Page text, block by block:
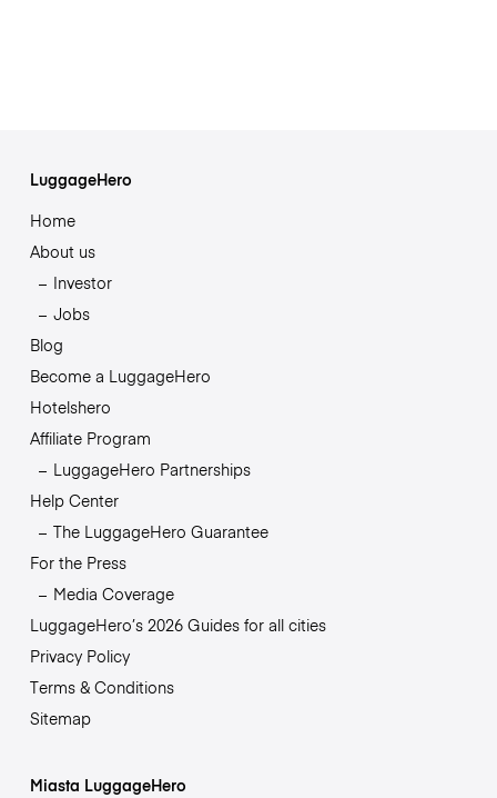
LuggageHero
Home
About us
Investor
Jobs
Blog
Become a LuggageHero
Hotelshero
Affiliate Program
LuggageHero Partnerships
Help Center
The LuggageHero Guarantee
For the Press
Media Coverage
LuggageHero’s 2026 Guides for all cities
Privacy Policy
Terms & Conditions
Sitemap
Miasta LuggageHero